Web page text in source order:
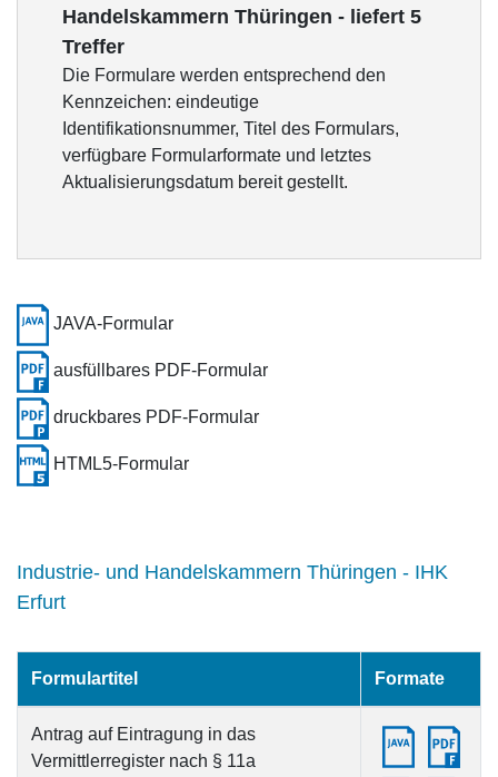
Handelskammern Thüringen - liefert 5
Treffer
Die Formulare werden entsprechend den
Kennzeichen: eindeutige
Identifikationsnummer, Titel des Formulars,
verfügbare Formularformate und letztes
Aktualisierungsdatum bereit gestellt.
JAVA-Formular
ausfüllbares PDF-Formular
druckbares PDF-Formular
HTML5-Formular
Industrie- und Handelskammern Thüringen - IHK
Erfurt
Formulartitel Formate
Antrag auf Eintragung in das
Vermittlerregister nach § 11a